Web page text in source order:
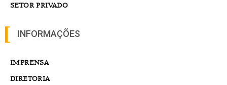
SETOR PRIVADO
INFORMAÇÕES
IMPRENSA
DIRETORIA